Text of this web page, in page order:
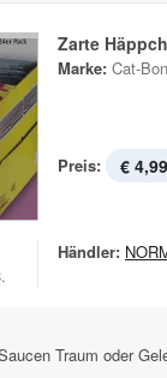
Zarte
Marke: Cat-
Preis: € 4,99
Händler:
Traum oder